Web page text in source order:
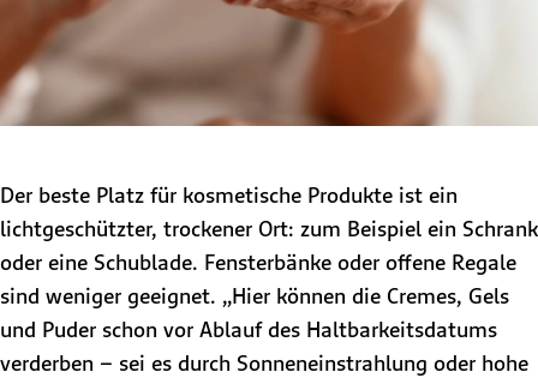
Der beste Platz für kosmetische Produkte ist ein
lichtgeschützter, trockener Ort: zum Beispiel ein Schrank
oder eine Schublade. Fensterbänke oder offene Regale
sind weniger geeignet. „Hier können die Cremes, Gels
und Puder schon vor Ablauf des Haltbarkeitsdatums
verderben – sei es durch Sonneneinstrahlung oder hohe